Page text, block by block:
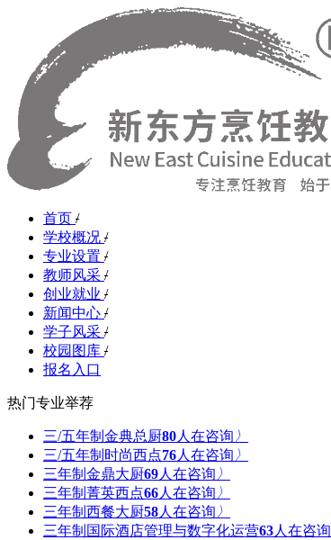
首页 /
学校概况 /
专业设置 /
教师风采 /
创业就业 /
新闻中心 /
学子风采 /
校园图库 /
报名入口
热门专业举荐
三/五年制金典总厨80人在咨询 〉
三/五年制时尚西点76人在咨询 〉
三年制金鼎大厨69人在咨询 〉
三年制菁英西点66人在咨询 〉
三年制西餐大厨58人在咨询 〉
三年制国际酒店管理与数字化运营63人在咨询